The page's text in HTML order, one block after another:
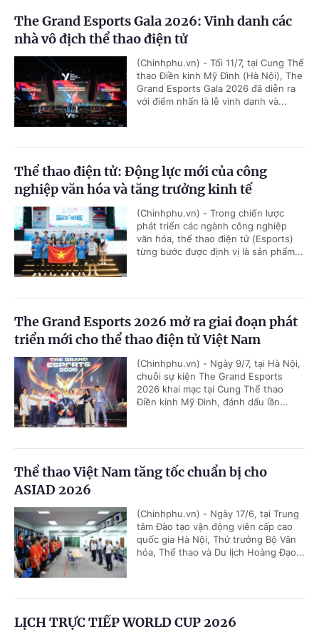
The Grand Esports Gala 2026: Vinh danh các
nhà vô địch thể thao điện tử
(Chinhphu.vn) - Tối 11/7, tại Cung Thể
thao Điền kinh Mỹ Đình (Hà Nội), The
Grand Esports Gala 2026 đã diễn ra
với điểm nhấn là lễ vinh danh và...
Thể thao điện tử: Động lực mới của công
nghiệp văn hóa và tăng trưởng kinh tế
(Chinhphu.vn) - Trong chiến lược
phát triển các ngành công nghiệp
văn hóa, thể thao điện tử (Esports)
từng bước được định vị là sản phẩm...
The Grand Esports 2026 mở ra giai đoạn phát
triển mới cho thể thao điện tử Việt Nam
(Chinhphu.vn) - Ngày 9/7, tại Hà Nội,
chuỗi sự kiện The Grand Esports
2026 khai mạc tại Cung Thể thao
Điền kinh Mỹ Đình, đánh dấu lần...
Thể thao Việt Nam tăng tốc chuẩn bị cho
ASIAD 2026
(Chinhphu.vn) - Ngày 17/6, tại Trung
tâm Đào tạo vận động viên cấp cao
quốc gia Hà Nội, Thứ trưởng Bộ Văn
hóa, Thể thao và Du lịch Hoàng Đạo...
LỊCH TRỰC TIẾP WORLD CUP 2026